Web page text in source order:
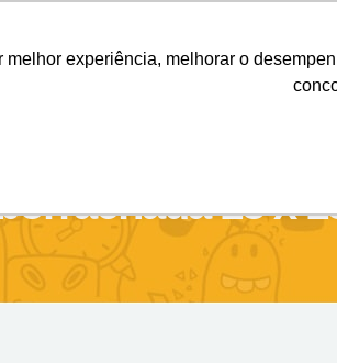
experiência, melhorar o
Brindes Personalizados
18 x